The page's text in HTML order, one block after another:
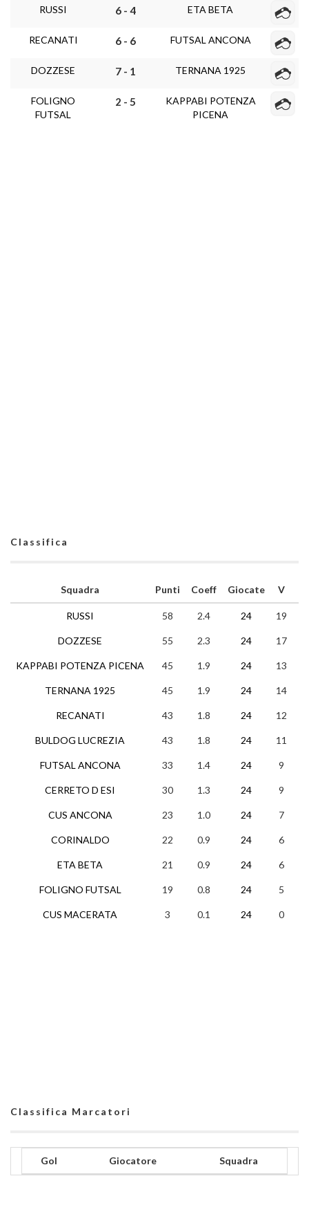
RUSSI 6 - 4 ETA BETA
RECANATI 6 - 6 FUTSAL ANCONA
DOZZESE 7 - 1 TERNANA 1925
FOLIGNO
FUTSAL
2 - 5
KAPPABI POTENZA
PICENA
Classifica
Squadra
RUSSI
DOZZESE
KAPPABI POTENZA PICENA
TERNANA 1925
RECANATI
BULDOG LUCREZIA
FUTSAL ANCONA
CERRETO D ESI
CUS ANCONA
CORINALDO
ETA BETA
FOLIGNO FUTSAL
CUS MACERATA
Punti Coeff Giocate V
58 2.4 24 19
55 2.3 24 17
45 1.9 24 13
45 1.9 24 14
43 1.8 24 12
43 1.8 24 11
33 1.4 24 9
30 1.3 24 9
23 1.0 24 7
22 0.9 24 6
21 0.9 24 6
19 0.8 24 5
3 0.1 24 0
Classifica Marcatori
Gol Giocatore Squadra